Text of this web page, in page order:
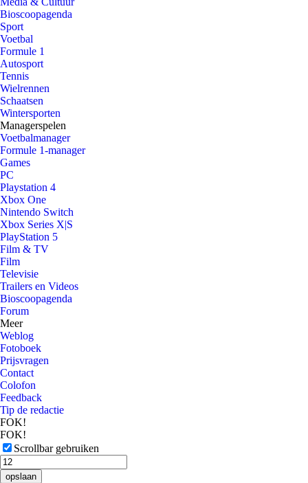
Bioscoopagenda
Sport
Voetbal
Formule 1
Autosport
Tennis
Wielrennen
Schaatsen
Wintersporten
Managerspelen
Voetbalmanager
Formule 1-manager
Games
PC
Playstation 4
Xbox One
Nintendo Switch
Xbox Series X|S
PlayStation 5
Film & TV
Film
Televisie
Trailers en Videos
Bioscoopagenda
Forum
Meer
Weblog
Fotoboek
Prijsvragen
Contact
Colofon
Feedback
Tip de redactie
FOK!
FOK!
Scrollbar gebruiken
opslaan